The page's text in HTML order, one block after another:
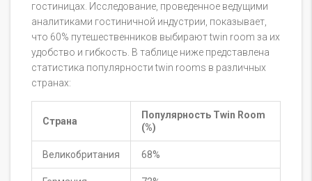
гостиницах. Исследование, проведенное ведущими
аналитиками гостиничной индустрии, показывает,
что 60% путешественников выбирают twin room за их
удобство и гибкость. В таблице ниже представлена
статистика популярности twin rooms в различных
странах:
Страна
Популярность Twin Room
(%)
Великобритания 68%